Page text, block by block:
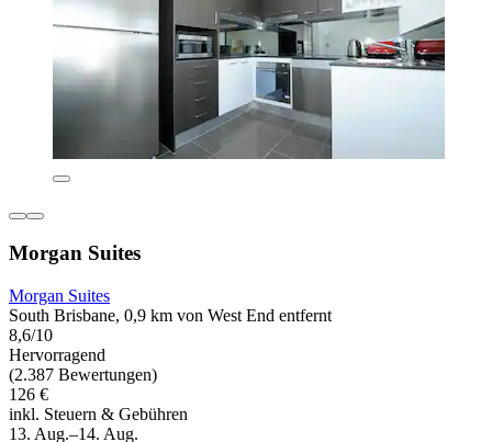
Morgan Suites
Morgan Suites
South Brisbane, 0,9 km von West End entfernt
8,6/10
Hervorragend
(2.387 Bewertungen)
126 €
inkl. Steuern & Gebühren
13. Aug.–14. Aug.